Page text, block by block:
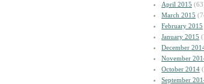
April 2015
March 2015
February 2015
January 2015
December
November
October 2014
September